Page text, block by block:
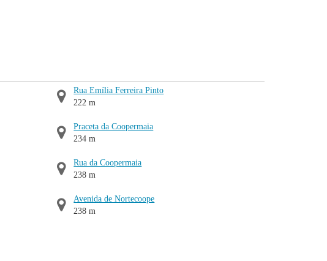
Rua Emília Ferreira Pinto
222 m
Praceta da Coopermaia
234 m
Rua da Coopermaia
238 m
Avenida de Nortecoope
238 m